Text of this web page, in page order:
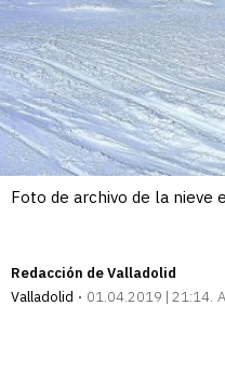
Foto de archivo de la nieve
Redacción de Valladolid
Valladolid
01.04.2019 | 21:14